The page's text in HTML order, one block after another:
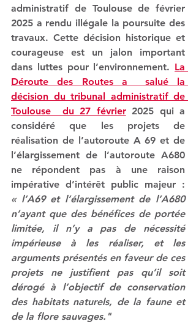
administratif de Toulouse de février
2025 a rendu illégale la poursuite des
travaux. Cette décision historique et
courageuse est un jalon important
dans luttes pour l’environnement. La
Déroute des Routes a  salué la
décision du tribunal administratif de
Toulouse  du 27 février 2025 qui a
considéré que les projets de
réalisation de l’autoroute A 69 et de
l’élargissement de l’autoroute A680
ne répondent pas à une raison
« l’A69 et l’élargissement de l’A680
n’ayant que des bénéfices de portée
limitée, il n’y a pas de nécessité
impérieuse à les réaliser, et les
arguments présentés en faveur de ces
projets ne justifient pas qu’il soit
dérogé à l’objectif de conservation
des habitats naturels, de la faune et
de la flore sauvages."